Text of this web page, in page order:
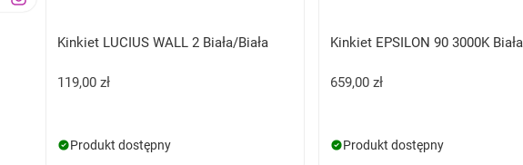
Kinkiet LUCIUS WALL 2 Biała/Biała
119,00 zł
Produkt dostępny
Kinkiet EPSILON 90 3000K Biała
659,00 zł
Produkt dostępny